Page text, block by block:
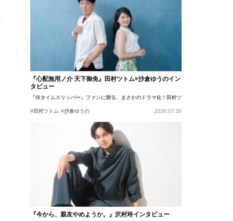
『心配無用ノ介 天下御免』田村ツトム×沙倉ゆうのイン
タビュー
『侍タイムスリッパー』ファンに贈る、まさかのドラマ化！田村ツトム×沙倉ゆうのが語
#田村ツトム #沙倉ゆうの 2026.07.30
『今から、親友やめようか。』沢村玲インタビュー